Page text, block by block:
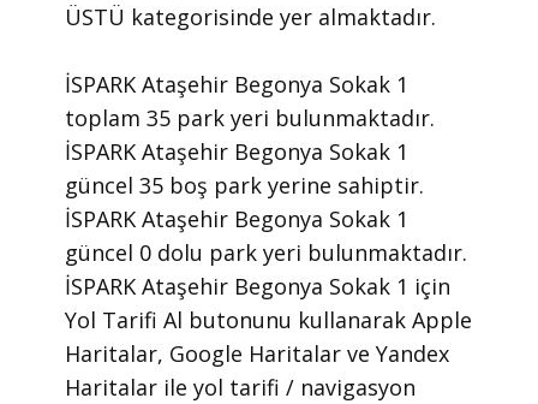
ÜSTÜ kategorisinde yer almaktadır.
İSPARK Ataşehir Begonya Sokak 1
toplam 35 park yeri bulunmaktadır.
İSPARK Ataşehir Begonya Sokak 1
güncel 35 boş park yerine sahiptir.
İSPARK Ataşehir Begonya Sokak 1
güncel 0 dolu park yeri bulunmaktadır.
İSPARK Ataşehir Begonya Sokak 1 için
Yol Tarifi Al butonunu kullanarak Apple
Haritalar, Google Haritalar ve Yandex
Haritalar ile yol tarifi / navigasyon